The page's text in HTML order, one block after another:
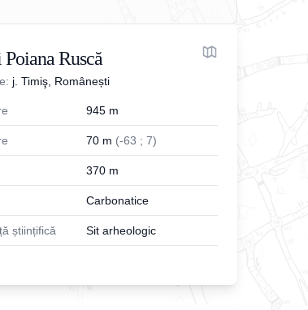
Ruscă
j. Timiş, Românești
945 m
70 m (-63 ; 7)
370 m
Carbonatice
științifică Sit arheologic